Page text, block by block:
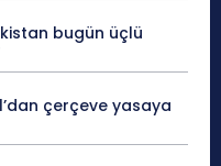
bugün üçlü
çerçeve yasaya